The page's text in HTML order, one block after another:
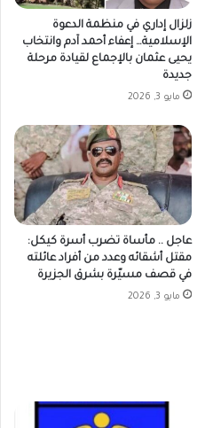
زلزال إداري في منظمة الدعوة
الإسلامية… إعفاء أحمد آدم وانتخاب
يحيى عثمان بالإجماع لقيادة مرحلة
جديدة
مايو 3, 2026
عاجل .. مأساة تضرب أسرة كيكل:
مقتل أشقائه وعدد من أفراد عائلته
في قصف مسيّرة بشرق الجزيرة
مايو 3, 2026